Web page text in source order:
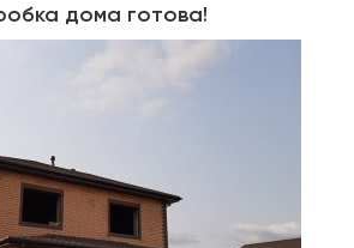
дома готова!